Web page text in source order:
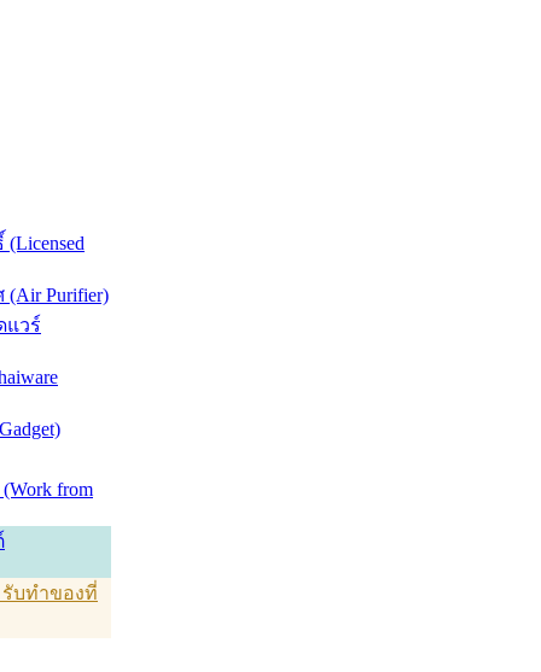
Purifier)
แวร์
from
บทำของที่